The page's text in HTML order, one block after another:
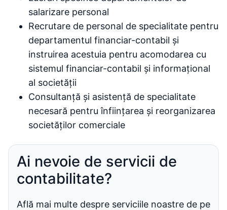
salarizare personal
Recrutare de personal de specialitate pentru
departamentul financiar-contabil și
instruirea acestuia pentru acomodarea cu
sistemul financiar-contabil și informațional
al societății
Consultanță și asistență de specialitate
necesară pentru înființarea și reorganizarea
societăților comerciale
Ai nevoie de servicii de
contabilitate?
Află mai multe despre serviciile noastre de pe